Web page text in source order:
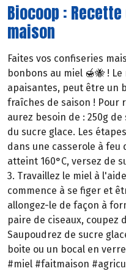
Biocoop :
maison
Faites vos confiseries
bonbons au miel 🍯🐝 !
apaisantes, peut être un
fraîches de saison ! Pour
aurez besoin de : 250g
du sucre glace. Les
dans une casserole à feu
atteint 160°C, versez de
3. Travaillez le miel à
commence à se figer et
allongez-le de façon à
paire de ciseaux, coupez
Saupoudrez de sucre
boite ou un bocal en
#miel #faitmaison